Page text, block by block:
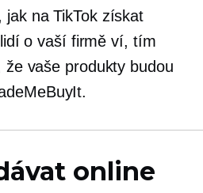
jak na TikTok získat
o vaší firmě ví, tím
vaše produkty budou
online